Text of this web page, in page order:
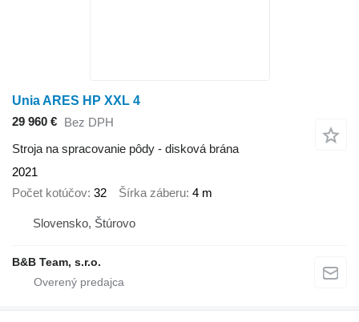
Unia ARES HP XXL 4
29 960 €
Bez DPH
Stroja na spracovanie pôdy - disková brána
2021
Počet kotúčov 32 Šírka záberu 4 m
Slovensko, Štúrovo
B&B Team, s.r.o.